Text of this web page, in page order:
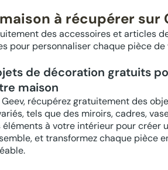
à récupérer sur
des accessoires et articles
pour personnaliser chaque pièce
de décoration gratuits
maison
Geev, récupérez gratuitement des
tels que des miroirs, cadres,
éléments à votre intérieur pour créer
et transformez chaque pièce